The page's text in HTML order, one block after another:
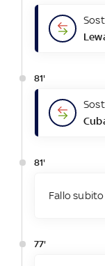
81'
81'
Fallo
77'